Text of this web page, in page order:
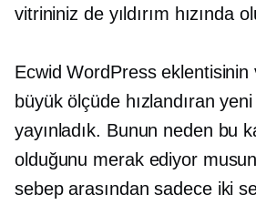
vitrininiz de yıldırım hızında
Ecwid WordPress eklentisinin
büyük ölçüde hızlandıran
yayınladık. Bunun neden bu
olduğunu merak ediyor
sebep arasından sadece iki